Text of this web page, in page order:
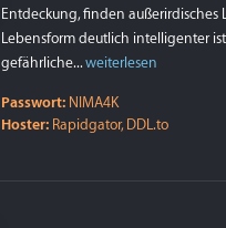
Entdeckung, finden außerirdisches
Lebensform deutlich intelligenter
gefährliche... weiterlesen
Passwort: NIMA4K
Hoster: Rapidgator, DDL.to